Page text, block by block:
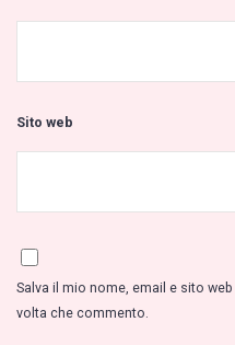
Sito web
Salva il mio nome, email e sito
volta che commento.